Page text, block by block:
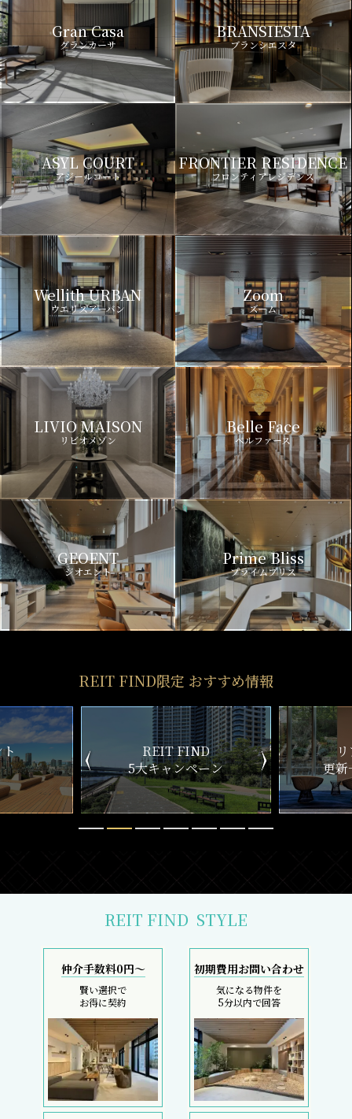
Gran Casa
グランカーサ
BRANSIESTA
ブランシエスタ
ASYL COURT
アジールコート
FRONTIER RESIDENCE
フロンティアレジデンス
Wellith URBAN
ウエリスアーバン
Zoom
ズーム
LIVIO MAISON
リビオメゾン
Belle Face
ベルファース
GEOENT
ジオエント
Prime Bliss
プライムブリス
REIT FIND限定 おすすめ情報
ン
リアルタイム
更新一覧チェック
新
REIT FIND STYLE
仲介手数料0円～
賢い選択で
お得に契約
初期費用お問い合わせ
気になる物件を
5分以内で回答